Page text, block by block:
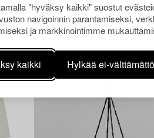
"hyväksy kaikki" suostut
navigoinnin parantamiseksi,
ja markkinointimme
kaikki Hylkää ei-
Muiden katsomia